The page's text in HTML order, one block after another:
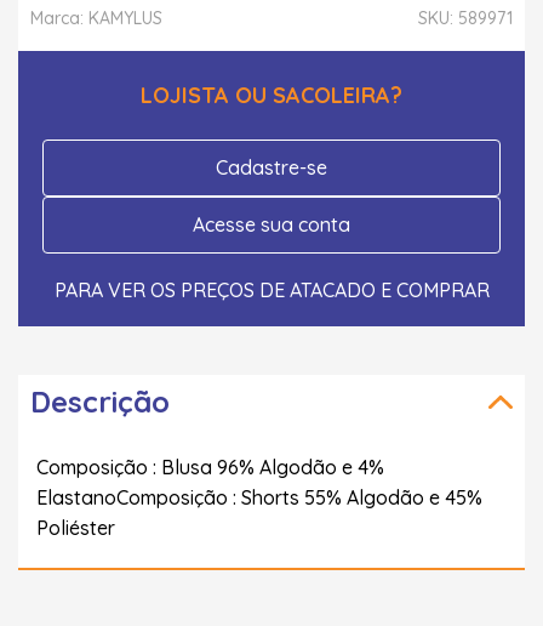
SKU: 589971
Marca: KAMYLUS
LOJISTA OU SACOLEIRA?
Cadastre-se
Acesse sua conta
PARA VER OS PREÇOS DE ATACADO E COMPRAR
Descrição
Composição : Blusa 96% Algodão e 4%
ElastanoComposição : Shorts 55% Algodão e 45%
Poliéster